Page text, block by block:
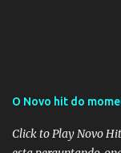
O Novo hit do
Click to Play Novo